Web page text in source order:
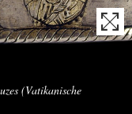
(Vatikanische